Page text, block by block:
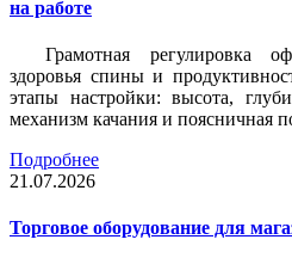
на работе
Грамотная регулировка
здоровья спины и
этапы настройки: высота,
механизм качания и поясничная
Подробнее
21.07.2026
Торговое оборудование для